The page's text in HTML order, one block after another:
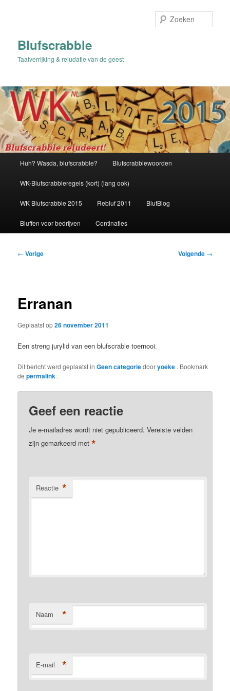
inhoudBlufscrabble
Taalverrijking & reludatie van de geest
Huh? Wasda, blufscrabble? Blufscrabblewoorden
WK-Blufscrabbleregels (kort) (lang ook)
WK Blufscrabble 2015 Rebluf 2011 BlufBlog
Bluffen voor bedrijven Continaties
Bericht
← Vorige Volgende →
Erranan
Geplaatst op26 november 2011
Een streng jurylid van een blufscrable toernooi.
Dit bericht werd geplaatst inGeen categoriedooryoeke . Bookmark
depermalink .
Geef een reactie
Je e-mailadres wordt niet gepubliceerd. Vereiste velden
zijn gemarkeerd met*
Reactie *
Naam *
E-mail *